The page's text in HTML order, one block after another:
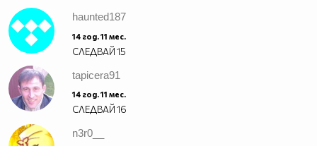
haunted187
14 год. 11 мес.
СЛЕДВАЙ15
tapicera91
14 год. 11 мес.
СЛЕДВАЙ16
n3r0__